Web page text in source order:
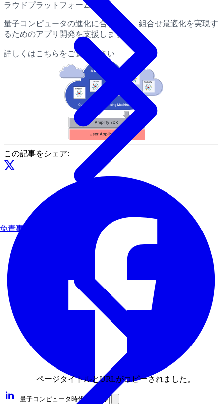
免責事項
ラウドプラットフォームです。
量子コンピュータの進化に合わせて、組合せ最適化を実現す
るためのアプリ開発を支援します。
詳しくはこちらをご覧ください
この記事をシェア:
ページタイトルとURLがコピーされました。